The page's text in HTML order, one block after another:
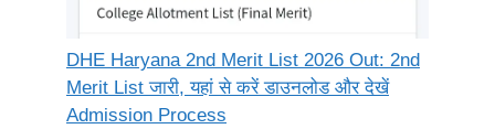
DHE Haryana 2nd Merit List 2026 Out: 2nd
Merit List जारी, यहां से करें डाउनलोड और देखें
Admission Process